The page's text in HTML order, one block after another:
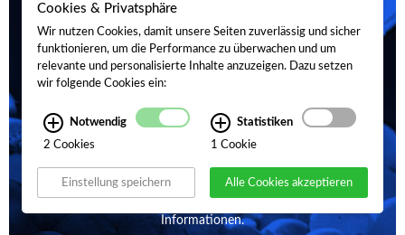
Weinsorten, limitierte Angebote und bevorstehende
Veranstaltungen. Der Allesweinletter ist Ihre erste
Adresse für aktuelle Neuigkeiten.
Jetzt anmelden & entdecken!
Ihre Daten sind bei uns sicher. Kein Spam, nur wichtige
Informationen.
Cookies & Privatsphäre
Wir nutzen Cookies, damit unsere Seiten zuverlässig und sicher
funktionieren, um die Performance zu überwachen und um
relevante und personalisierte Inhalte anzuzeigen. Dazu setzen
wir folgende Cookies ein:
Notwendig
2 Cookies
Statistiken
1 Cookie
Einstellung speichern Alle Cookies akzeptieren